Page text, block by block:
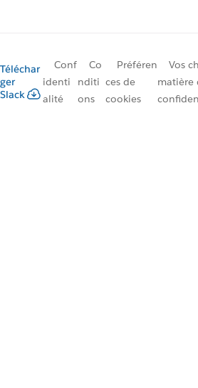
Téléchar
ger
Slack
Conf
identi
alité
Co
nditi
ons
Préféren
ces de
cookies
Vos
matière